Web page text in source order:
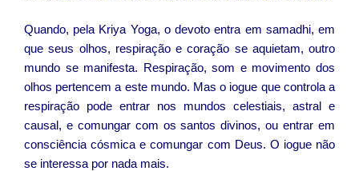
Quando, pela Kriya Yoga, o devoto entra em samadhi, em
que seus olhos, respiração e coração se aquietam, outro
mundo se manifesta. Respiração, som e movimento dos
olhos pertencem a este mundo. Mas o iogue que controla a
respiração pode entrar nos mundos celestiais, astral e
causal, e comungar com os santos divinos, ou entrar em
consciência cósmica e comungar com Deus. O iogue não
se interessa por nada mais.